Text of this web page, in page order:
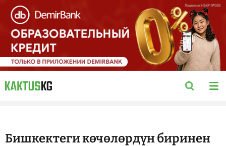
Бишкектеги көчөлөрдүн биринен